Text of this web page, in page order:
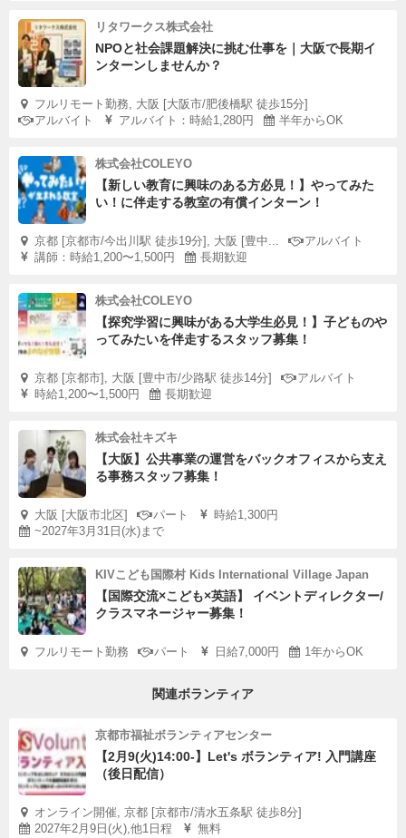
リタワークス株式会社
NPOと社会課題解決に挑む仕事を｜大阪で長期イ
ンターンしませんか？
フルリモート勤務, 大阪 [大阪市/肥後橋駅 徒歩15分]
アルバイト
アルバイト：時給1,280円 半年からOK
株式会社COLEYO
【新しい教育に興味のある方必見！】やってみた
い！に伴走する教室の有償インターン！
京都 [京都市/今出川駅 徒歩19分], 大阪 [豊中...
アルバイト
講師：時給1,200〜1,500円
長期歓迎
株式会社COLEYO
【探究学習に興味がある大学生必見！】子どものや
ってみたいを伴走するスタッフ募集！
京都 [京都市], 大阪 [豊中市/少路駅 徒歩14分]
アルバイト
時給1,200〜1,500円
長期歓迎
株式会社キズキ
【大阪】公共事業の運営をバックオフィスから支え
る事務スタッフ募集！
大阪 [大阪市北区] パート
時給1,300円
~2027年3月31日(水)まで
KIVこども国際村 Kids International Village Japan
【国際交流×こども×英語】 イベントディレクター/
クラスマネージャー募集！
フルリモート勤務 パート 日給7,000円 1年からOK
関連ボランティア
京都市福祉ボランティアセンター
【2月9(火)14:00-】Let's ボランティア! 入門講座
（後日配信）
オンライン開催, 京都 [京都市/清水五条駅 徒歩8分]
2027年2月9日(火),他1日程
無料